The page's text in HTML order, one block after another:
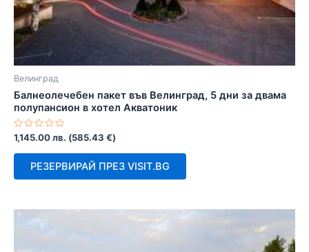
Велинград
Балнеолечебен пакет във Велинград, 5 дни за двама
полупансион в хотел Акватоник
Оценено
с
0
1,145.00лв. (585.43 €)
РЕЗЕРВИРАЙ ПРЕЗ VISIT.BG